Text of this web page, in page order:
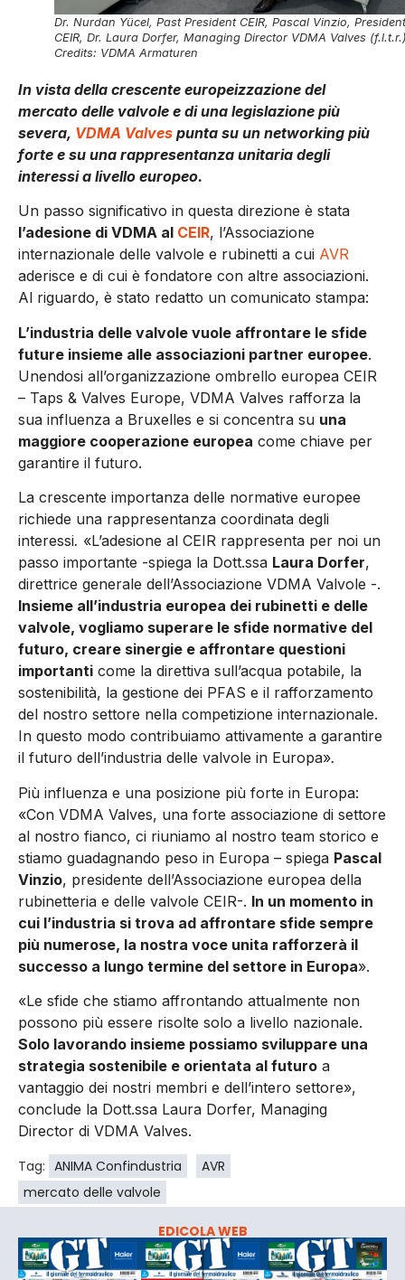
Dr. Nurdan Yücel, Past President CEIR, Pascal Vinzio, President
CEIR, Dr. Laura Dorfer, Managing Director VDMA Valves
Credits: VDMA Armaturen
In vista della crescente europeizzazione del
mercato delle valvole e di una legislazione più
severa, VDMA Valves punta su un networking più
forte e su una rappresentanza unitaria degli
interessi a livello europeo.
Un passo significativo in questa direzione è stata
l’adesione di VDMA al CEIR, l’Associazione
internazionale delle valvole e rubinetti a cui AVR
aderisce e di cui è fondatore con altre associazioni.
Al riguardo, è stato redatto un comunicato stampa:
L’industria delle valvole vuole affrontare le sfide
future insieme alle associazioni partner europee.
Unendosi all’organizzazione ombrello europea CEIR
– Taps & Valves Europe, VDMA Valves rafforza la
sua influenza a Bruxelles e si concentra su una
maggiore cooperazione europea come chiave per
garantire il futuro.
La crescente importanza delle normative europee
richiede una rappresentanza coordinata degli
interessi. «L’adesione al CEIR rappresenta per noi un
passo importante -spiega la Dott.ssa Laura Dorfer,
direttrice generale dell’Associazione VDMA Valvole -.
Insieme all’industria europea dei rubinetti e delle
valvole, vogliamo superare le sfide normative del
futuro, creare sinergie e affrontare questioni
importanti come la direttiva sull’acqua potabile, la
sostenibilità, la gestione dei PFAS e il rafforzamento
del nostro settore nella competizione internazionale.
In questo modo contribuiamo attivamente a garantire
il futuro dell’industria delle valvole in Europa».
Più influenza e una posizione più forte in Europa:
«Con VDMA Valves, una forte associazione di settore
al nostro fianco, ci riuniamo al nostro team storico e
stiamo guadagnando peso in Europa – spiega Pascal
Vinzio, presidente dell’Associazione europea della
rubinetteria e delle valvole CEIR-. In un momento in
cui l’industria si trova ad affrontare sfide sempre
più numerose, la nostra voce unita rafforzerà il
successo a lungo termine del settore in Europa».
«Le sfide che stiamo affrontando attualmente non
possono più essere risolte solo a livello nazionale.
Solo lavorando insieme possiamo sviluppare una
strategia sostenibile e orientata al futuro a
vantaggio dei nostri membri e dell’intero settore»,
conclude la Dott.ssa Laura Dorfer, Managing
Director di VDMA Valves.
Tag: ANIMA Confindustria
AVR
mercato delle valvole
EDICOLA WEB